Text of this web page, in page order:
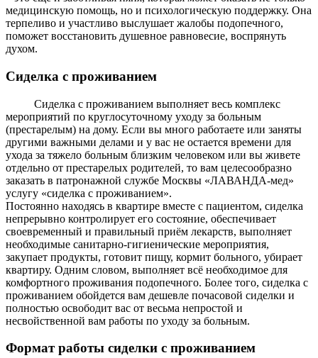
медицинскую помощь, но и психологическую поддержку. Она
терпеливо и участливо выслушает жалобы подопечного,
поможет восстановить душевное равновесие, воспрянуть
духом.
Сиделка с проживанием
Сиделка с проживанием выполняет весь комплекс
мероприятий по круглосуточному уходу за больным
(престарелым) на дому. Если вы много работаете или заняты
другими важными делами и у вас не остается времени для
ухода за тяжело больным близким человеком или вы живете
отдельно от престарелых родителей, то вам целесообразно
заказать в патронажной службе Москвы «ЛАВАНДА-мед»
услугу «сиделка с проживанием».
Постоянно находясь в квартире вместе с пациентом, сиделка
непрерывно контролирует его состояние, обеспечивает
своевременный и правильный приём лекарств, выполняет
необходимые санитарно-гигиенические мероприятия,
закупает продукты, готовит пищу, кормит больного, убирает
квартиру. Одним словом, выполняет всё необходимое для
комфортного проживания подопечного. Более того, сиделка с
проживанием обойдется вам дешевле почасовой сиделки и
полностью освободит вас от весьма непростой и
несвойственной вам работы по уходу за больным.
Формат работы сиделки с проживанием